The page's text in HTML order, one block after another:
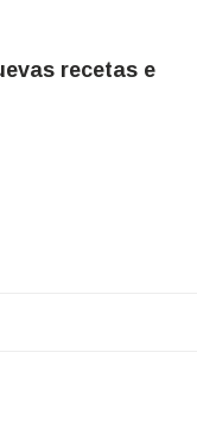
recetas e